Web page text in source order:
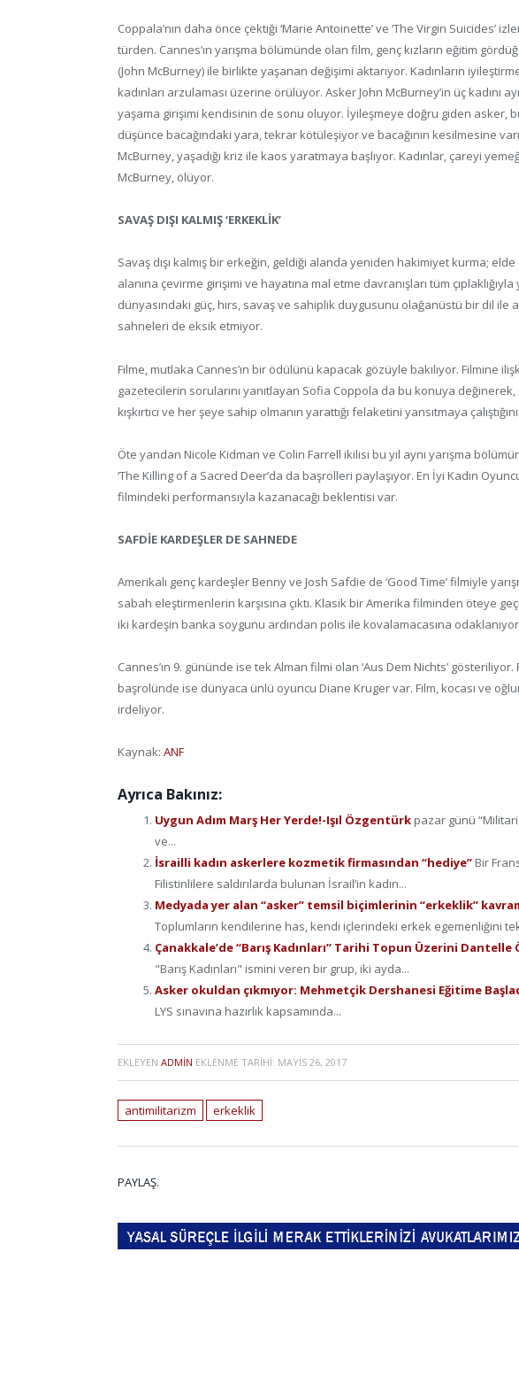
Coppala’nın daha önce çektiği ‘Marie Antoinette’ ve ‘The Virgin Suicides’
türden. Cannes’ın yarışma bölümünde olan film, genç kızların eğitim
(John McBurney) ile birlikte yaşanan değişimi aktarıyor. Kadınların
kadınları arzulaması üzerine örülüyor. Asker John McBurney’in üç kadını
yaşama girişimi kendisinin de sonu oluyor. İyileşmeye doğru giden asker,
düşünce bacağındaki yara, tekrar kötüleşiyor ve bacağının kesilmesine
McBurney, yaşadığı kriz ile kaos yaratmaya başlıyor. Kadınlar, çareyi
McBurney, ölüyor.
SAVAŞ DIŞI KALMIŞ ‘ERKEKLİK’
Savaş dışı kalmış bir erkeğin, geldiği alanda yeniden hakimiyet kurma;
alanına çevirme girişimi ve hayatına mal etme davranışları tüm
dünyasındaki güç, hırs, savaş ve sahiplik duygusunu olağanüstü bir dil ile
sahneleri de eksik etmiyor.
Filme, mutlaka Cannes’ın bir ödülünü kapacak gözüyle bakılıyor. Filmine
gazetecilerin sorularını yanıtlayan Sofia Coppola da bu konuya
kışkırtıcı ve her şeye sahip olmanın yarattığı felaketini yansıtmaya
Öte yandan Nicole Kidman ve Colin Farrell ikilisi bu yıl aynı yarışma
‘The Killing of a Sacred Deer’da da başrolleri paylaşıyor. En İyi Kadın
filmindeki performansıyla kazanacağı beklentisi var.
SAFDİE KARDEŞLER DE SAHNEDE
Amerikalı genç kardeşler Benny ve Josh Safdie de ‘Good Time’ filmiyle
sabah eleştirmenlerin karşısına çıktı. Klasik bir Amerika filminden öteye
iki kardeşin banka soygunu ardından polis ile kovalamacasına
Cannes’ın 9. gününde ise tek Alman filmi olan ‘Aus Dem Nichts’ gösteriliyor.
başrolünde ise dünyaca ünlü oyuncu Diane Kruger var. Film, kocası ve
irdeliyor.
Kaynak: ANF
Ayrıca Bakınız:
Uygun Adım Marş Her Yerde!-Işıl Özgentürk pazar günü
ve...
İsrailli kadın askerlere kozmetik firmasından “hediye” Bir
Filistinlilere saldırılarda bulunan İsrail’in kadın...
Medyada yer alan “asker” temsil biçimlerinin “erkeklik”
Toplumların kendilerine has, kendi içlerindeki erkek egemenliğini
Çanakkale’de “Barış Kadınları” Tarihi Topun Üzerini
"Barış Kadınları" ismini veren bir grup, iki ayda...
Asker okuldan çıkmıyor: Mehmetçik Dershanesi Eğitime
LYS sınavına hazırlık kapsamında...
EKLEYEN ADMIN EKLENME TARIHI: MAYIS 26, 2017
antimilitarizm erkeklik
PAYLAŞ.